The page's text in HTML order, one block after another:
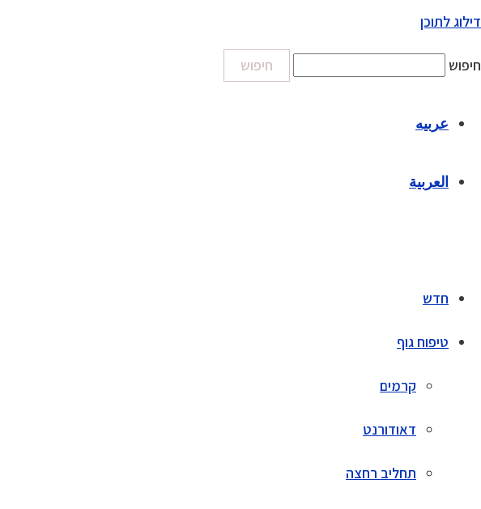
דילוג לתוכן
חיפוש חיפוש
عربيه
العربية
חדש
טיפוח גוף
קרמים
דאודורנט
תחליב רחצה